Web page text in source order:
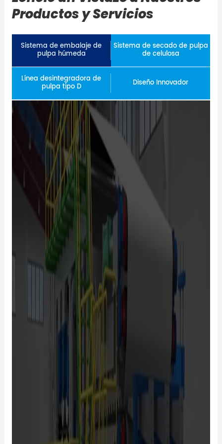
Productos y Servicios
Sistema de embalaje de
pulpa húmeda
Sistema de secado de pulpa
de celulosa
Línea desintegradora de
pulpa tipo D Diseño Innovador